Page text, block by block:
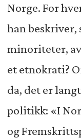
Norge. For
han
minoriteter,
et etnokrati?
da, det er
politikk: «I
og